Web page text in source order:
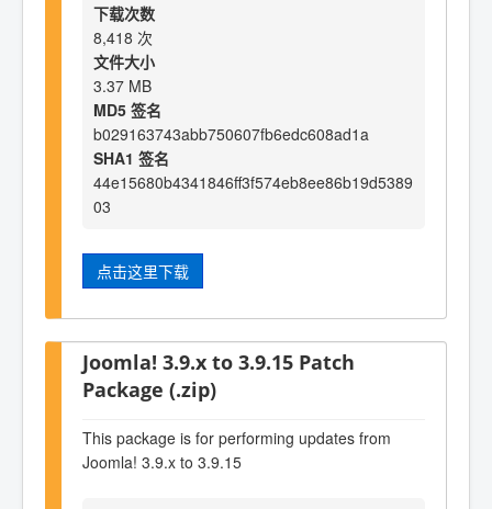
下载次数
8,418 次
文件大小
3.37 MB
MD5 签名
b029163743abb750607fb6edc608ad1a
SHA1 签名
44e15680b4341846ff3f574eb8ee86b19d5389
03
点击这里下载
Joomla! 3.9.x to 3.9.15 Patch
Package (.zip)
This package is for performing updates from
Joomla! 3.9.x to 3.9.15